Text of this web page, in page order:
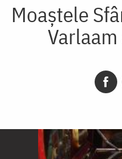
Moaștele